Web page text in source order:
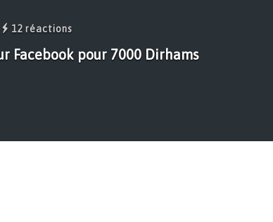
12 réactions
Facebook pour 7000 Dirhams